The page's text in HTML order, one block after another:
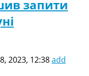
запити
2023, 12:38add